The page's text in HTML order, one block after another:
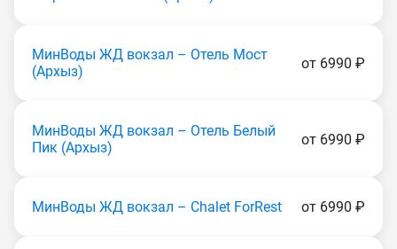
МинВоды ЖД вокзал – Отель Мост
(Apxыз)
от 6990 ₽
МинВоды ЖД вокзал – Отель Белый
Пик (Apxыз)
от 6990 ₽
МинВоды ЖД вокзал – Chalet ForRest от 6990 ₽